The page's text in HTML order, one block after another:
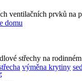
ventilačních prvků na
domu
střechy na
výměna krytiny